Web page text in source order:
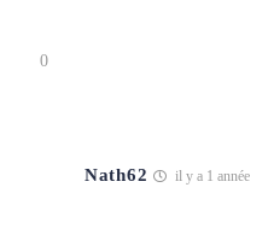
0
Nath62 il y a 1 année